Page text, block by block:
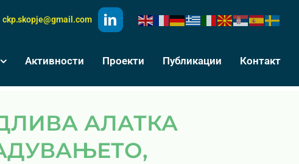
ckp.skopje@gmail.com
Активности Проекти Публикации Контакт